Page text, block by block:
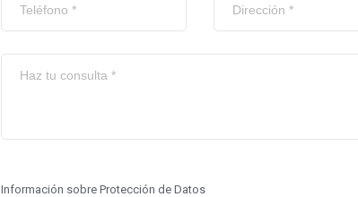
Información sobre Protección de Datos